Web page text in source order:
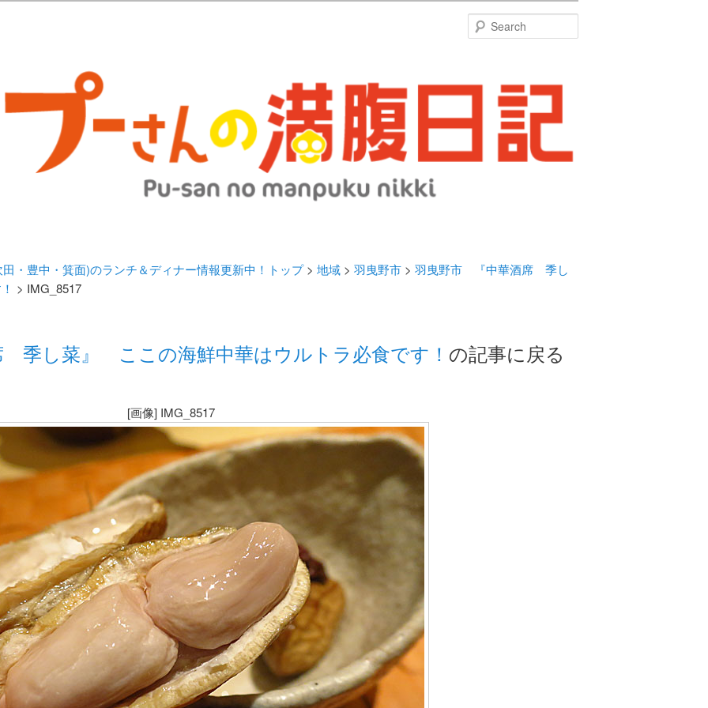
ンチ＆ディナー情報更新中！
・豊中・箕面)のランチ＆ディナー情報更新中！トップ> 地域> 羽曳野市> 羽曳野市 『中華酒席 季し
> IMG_8517
し菜』 ここの海鮮中華はウルトラ必食です！ の記事に戻る
[画像] IMG_8517